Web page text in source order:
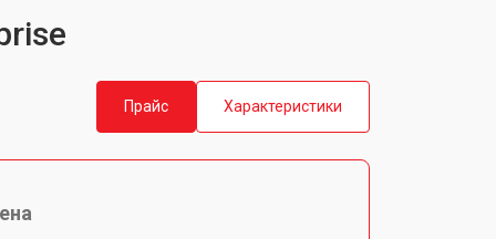
Прайс
Характеристики